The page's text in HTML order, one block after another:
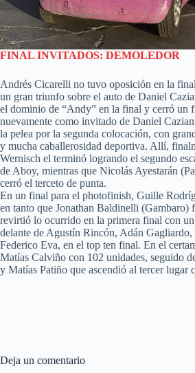
FINAL INVITADOS: DEMOLEDOR
Andrés Cicarelli no tuvo oposición en la
un gran triunfo sobre el auto de Daniel
el dominio de “Andy” en la final y cerró un
nuevamente como invitado de Daniel
la pelea por la segunda colocación, con
y mucha caballerosidad deportiva. Allí,
Wernisch el terminó logrando el segundo
de Aboy, mientras que Nicolás Ayestarán
cerró el terceto de punta.
En un final para el photofinish, Guille
en tanto que Jonathan Baldinelli (Gambaro)
revirtió lo ocurrido en la primera final con
delante de Agustín Rincón, Adán
Federico Eva, en el top ten final. En el
Matías Calviño con 102 unidades, seguido
y Matías Patiño que ascendió al tercer lugar
Deja un comentario